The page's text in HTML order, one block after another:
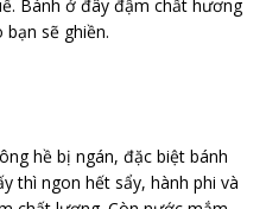
Bánh ở đây đậm chất hương
sẽ ghiền.
hề bị ngán, đặc biệt bánh
thì ngon hết sẩy, hành phi và